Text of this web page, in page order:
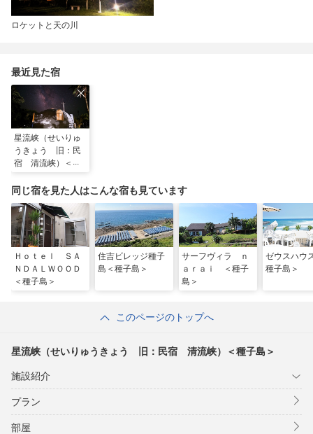
ロケットと天の川
最近見た宿
星流峡（せいりゅ
うきょう 旧：民
宿 清流峡）＜種
同じ宿を見た人はこんな宿も見ています
Ｈｏｔｅｌ ＳＡ
ＮＤＡＬＷＯＯＤ
＜種子島＞
住吉ビレッジ種子
島＜種子島＞
サーフヴィラ ｎ
ａｒａｉ ＜種子
島＞
ゼウスハ
種子島＞
このページのトップへ
星流峡（せいりゅうきょう 旧：民宿 清流峡）＜種子島＞
施設紹介
プラン
部屋